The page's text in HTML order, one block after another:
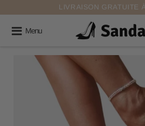
LIVRAISON GRATUITE
Menu